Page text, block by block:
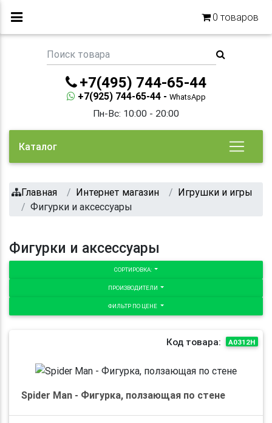
0 товаров
+7(495) 744-65-44
+7(925) 744-65-44 - WhatsApp
Пн-Вс: 10:00 - 20:00
Каталог
Главная Интернет магазин
Игрушки и игры
Фигурки и аксессуары
Фигурки и аксессуары
СОРТИРОВКА:
ПРОИЗВОДИТЕЛИ
ФИЛЬТР ПО ЦЕНЕ
Код товара: A0312H
Spider Man - Фигурка, ползающая по стене